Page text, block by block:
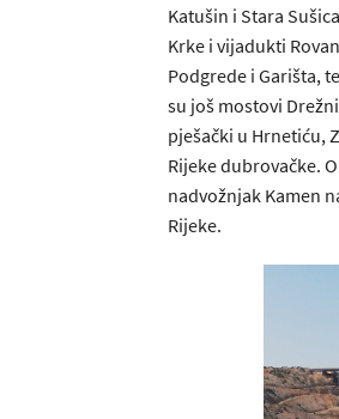
Katušin i Stara
Krke i vijadukti
Podgrede i Garišta,
su još mostovi
pješački u Hrnetiću,
Rijeke dubrovačke.
nadvožnjak Kamen
Rijeke.